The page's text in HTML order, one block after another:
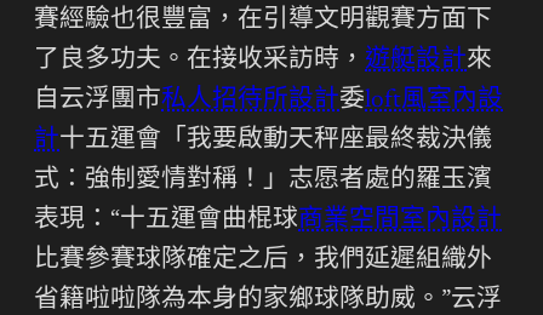
賽經驗也很豐富，在引導文明觀賽方面下
了良多功夫。在接收采訪時， 遊艇設計來
自云浮團市私人招待所設計委loft風室內設
計十五運會「我要啟動天秤座最終裁決儀
式：強制愛情對稱！」志愿者處的羅玉濱
表現：“十五運會曲棍球商業空間室內設計
比賽參賽球隊確定之后，我們延遲組織外
省籍啦啦隊為本身的家鄉球隊助威。”云浮